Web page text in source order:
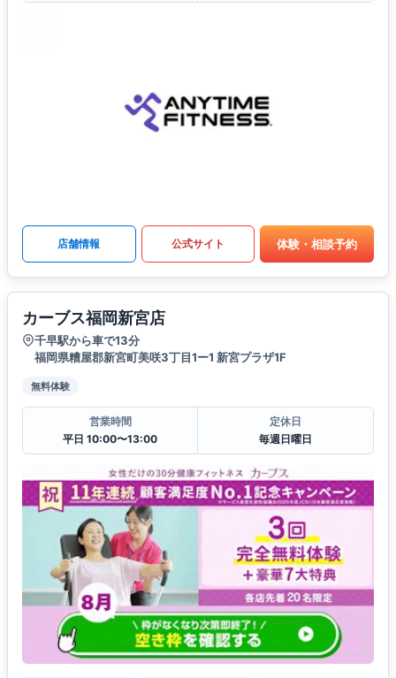
店舗情報 公式サイト 体験・相談予約
カーブス福岡新宮店
千早駅から車で13分
福岡県糟屋郡新宮町美咲3丁目1ー1 新宮プラザ1F
無料体験
営業時間
平日 10:00〜13:00
定休日
毎週日曜日